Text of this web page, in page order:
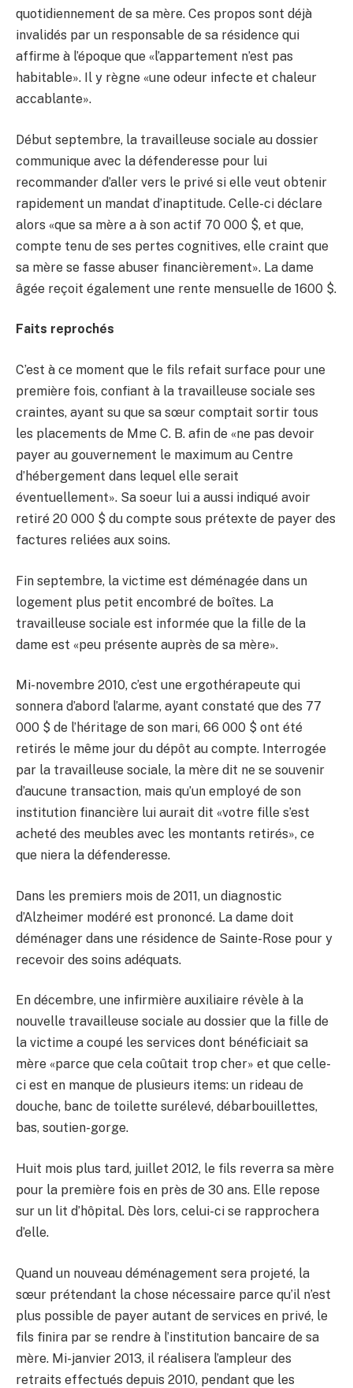
quotidiennement de sa mère. Ces propos sont déjà
invalidés par un responsable de sa résidence qui
affirme à l’époque que «l’appartement n’est pas
habitable». Il y règne «une odeur infecte et chaleur
accablante».
Début septembre, la travailleuse sociale au dossier
communique avec la défenderesse pour lui
recommander d’aller vers le privé si elle veut obtenir
rapidement un mandat d’inaptitude. Celle-ci déclare
alors «que sa mère a à son actif 70 000 $, et que,
compte tenu de ses pertes cognitives, elle craint que
sa mère se fasse abuser financièrement». La dame
âgée reçoit également une rente mensuelle de 1600 $.
Faits reprochés
C’est à ce moment que le fils refait surface pour une
première fois, confiant à la travailleuse sociale ses
craintes, ayant su que sa sœur comptait sortir tous
les placements de Mme C. B. afin de «ne pas devoir
payer au gouvernement le maximum au Centre
d’hébergement dans lequel elle serait
éventuellement». Sa soeur lui a aussi indiqué avoir
retiré 20 000 $ du compte sous prétexte de payer des
factures reliées aux soins.
Fin septembre, la victime est déménagée dans un
logement plus petit encombré de boîtes. La
travailleuse sociale est informée que la fille de la
dame est «peu présente auprès de sa mère».
Mi-novembre 2010, c’est une ergothérapeute qui
sonnera d’abord l’alarme, ayant constaté que des 77
000 $ de l’héritage de son mari, 66 000 $ ont été
retirés le même jour du dépôt au compte. Interrogée
par la travailleuse sociale, la mère dit ne se souvenir
d’aucune transaction, mais qu’un employé de son
institution financière lui aurait dit «votre fille s’est
acheté des meubles avec les montants retirés», ce
que niera la défenderesse.
Dans les premiers mois de 2011, un diagnostic
d’Alzheimer modéré est prononcé. La dame doit
déménager dans une résidence de Sainte-Rose pour y
recevoir des soins adéquats.
En décembre, une infirmière auxiliaire révèle à la
nouvelle travailleuse sociale au dossier que la fille de
la victime a coupé les services dont bénéficiait sa
mère «parce que cela coûtait trop cher» et que celle-
ci est en manque de plusieurs items: un rideau de
douche, banc de toilette surélevé, débarbouillettes,
bas, soutien-gorge.
Huit mois plus tard, juillet 2012, le fils reverra sa mère
pour la première fois en près de 30 ans. Elle repose
sur un lit d’hôpital. Dès lors, celui-ci se rapprochera
d’elle.
Quand un nouveau déménagement sera projeté, la
sœur prétendant la chose nécessaire parce qu’il n’est
plus possible de payer autant de services en privé, le
fils finira par se rendre à l’institution bancaire de sa
mère. Mi-janvier 2013, il réalisera l’ampleur des
retraits effectués depuis 2010, pendant que les
Want me to call
you back? :)